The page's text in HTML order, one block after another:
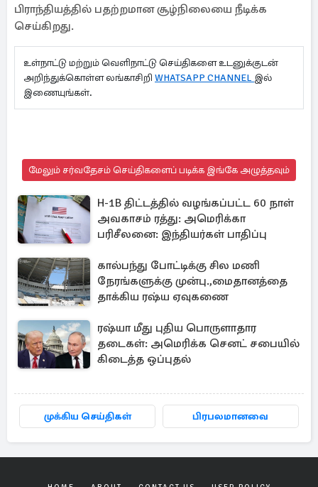
பிராந்தியத்தில் பதற்றமான சூழ்நிலையை நீடிக்க
செய்கிறது.
உள்நாட்டு மற்றும் வெளிநாட்டு செய்திகளை உடனுக்குடன்
அறிந்துக்கொள்ள லங்காசிறி WHATSAPP CHANNEL இல்
இணையுங்கள்.
மேலும் சர்வதேசம் செய்திகளைப் படிக்க இங்கே அழுத்தவும்
H-1B திட்டத்தில் வழங்கப்பட்ட 60 நாள்
அவகாசம் ரத்து: அமெரிக்கா
பரிசீலனை: இந்தியர்கள் பாதிப்பு
கால்பந்து போட்டிக்கு சில மணி
நேரங்களுக்கு முன்பு.,மைதானத்தை
தாக்கிய ரஷ்ய ஏவுகணை
ரஷ்யா மீது புதிய பொருளாதார
தடைகள்: அமெரிக்க செனட் சபையில்
கிடைத்த ஒப்புதல்
முக்கிய செய்திகள் பிரபலமானவை